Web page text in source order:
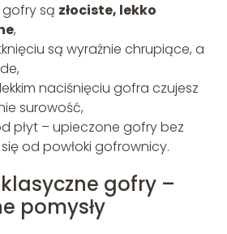
są złociste, lekko
,
są wyraźnie chrupiące, a
naciśnięciu gofra czujesz
surowość,
płyt – upieczone gofry bez
od powłoki gofrownicy.
gofry –
pomysły